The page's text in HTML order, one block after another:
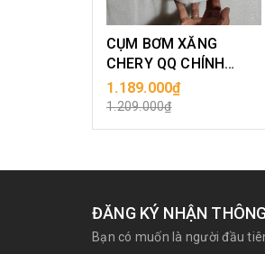
CỤM BƠM XĂNG
CHERY QQ CHÍNH
HÃNG
1.189.000₫
1.209.000₫
MUA HÀNG
ĐĂNG KÝ NHẬN
Bạn có muốn là người đầu